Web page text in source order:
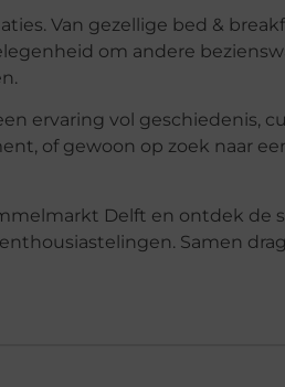
Van gezellige bed &
om andere
ervaring vol geschiedenis,
of gewoon op zoek naar
Delft en ontdek de
Samen